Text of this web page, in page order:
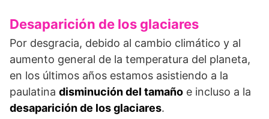
Desaparición de los glaciares
Por desgracia, debido al cambio climático y al
aumento general de la temperatura del planeta,
en los últimos años estamos asistiendo a la
paulatina disminución del tamaño e incluso a la
desaparición de los glaciares.